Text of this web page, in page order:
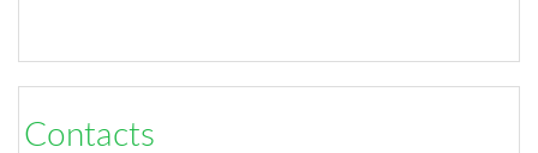
Contacts